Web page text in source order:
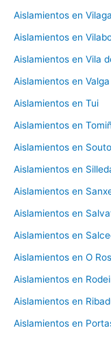
Aislamientos en
Aislamientos en
Aislamientos en Vila
Aislamientos en Valga
Aislamientos en Tui
Aislamientos en
Aislamientos en
Aislamientos en
Aislamientos en
Aislamientos en
Aislamientos en
Aislamientos en O
Aislamientos en
Aislamientos en
Aislamientos en